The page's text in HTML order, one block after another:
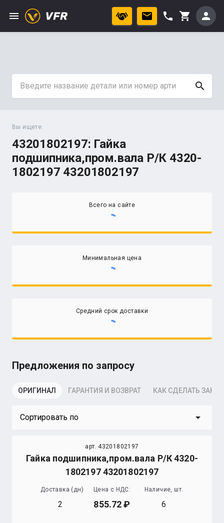
menu phone shopping_cart person
search
Вы ищете:
43201802197: Гайка
подшипника,пром.вала Р/К 4320-
1802197 43201802197
Всего на сайте
Минимальная цена
Средний срок доставки
Предложения по запросу
ОРИГИНАЛ ГАРАНТИЯ И ВОЗВРАТ КАК СДЕЛАТЬ
Сортировать по arrow_drop_down
арт. 43201802197
Гайка подшипника,пром.вала Р/К 4320-
1802197 43201802197
Доставка (дн)
2
Цена с НДС:
855.72
Наличие, шт.
6